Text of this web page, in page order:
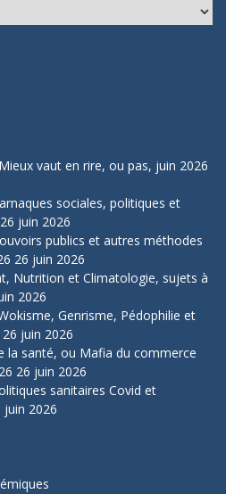
vaut en rire, ou pas, juin 2026
sociales, politiques et
26 juin 2026
publics et autres méthodes
26 juin 2026
Nutrition et Climatologie, sujets à
2026
Genrisme, Pédophilie et
26 juin 2026
la santé, ou Mafia du commerce
26 juin 2026
sanitaires Covid et
juin 2026